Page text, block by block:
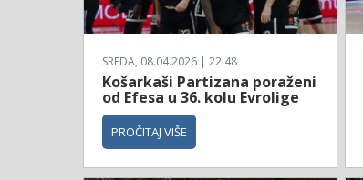
SREDA, 08.04.2026 | 22:48
Košarkaši Partizana poraženi
od Efesa u 36. kolu Evrolige
PROČITAJ VIŠE